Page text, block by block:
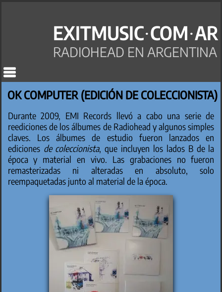
EXITMUSIC·COM·AR
RADIOHEAD EN ARGENTINA
OK COMPUTER (EDICIÓN DE COLECCIONISTA)
Durante 2009, EMI Records llevó a cabo una serie de
reediciones de los álbumes de Radiohead y algunos simples
claves. Los álbumes de estudio fueron lanzados en
ediciones de coleccionista, que incluyen los lados B de la
época y material en vivo. Las grabaciones no fueron
remasterizadas ni alteradas en absoluto, solo
reempaquetadas junto al material de la época.